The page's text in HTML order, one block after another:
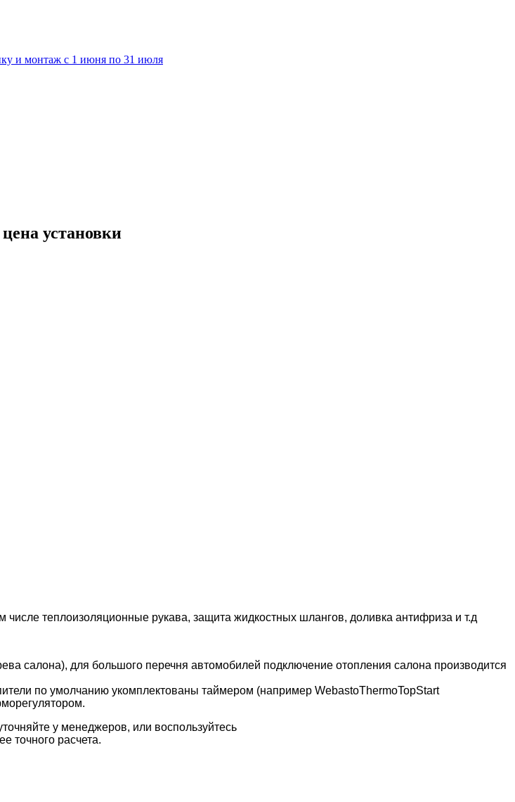
и монтаж с 1 июня по 31 июля
установки
теплоизоляционные рукава, защита жидкостных шлангов, доливка антифриза и т.д
салона), для большого перечня автомобилей подключение отопления салона производится
по умолчанию укомплектованы таймером (например WebastoThermoTopStart
у менеджеров, или воспользуйтесь
точного расчета.